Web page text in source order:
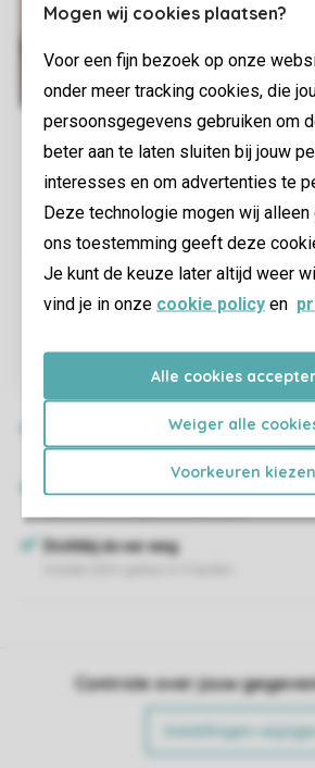
Mogen wij cookies plaatsen?
Voor een fijn bezoek op onze
onder meer tracking cookies, die
persoonsgegevens gebruiken om
beter aan te laten sluiten bij jouw
interesses en om advertenties te
Deze technologie mogen wij alleen
ons toestemming geeft deze
Je kunt de keuze later altijd weer
vind je in onze cookie policy en
Alle cookies
Weiger alle
Voorkeuren kiezen
Controle over jouw
Instellingen